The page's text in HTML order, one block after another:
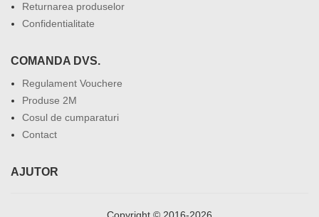
Returnarea produselor
Confidentialitate
COMANDA DVS.
Regulament Vouchere
Produse 2M
Cosul de cumparaturi
Contact
AJUTOR